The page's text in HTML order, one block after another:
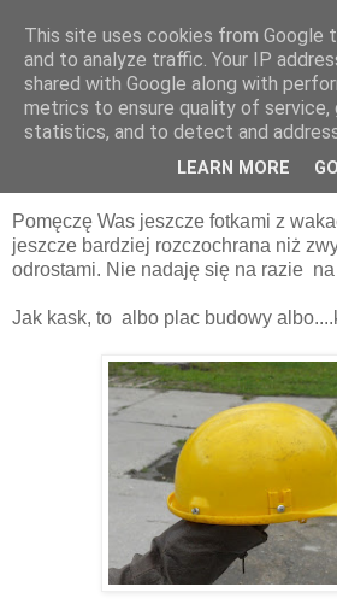
12 sierpnia 2011
Pomęczę Was jeszcze fotkami z
jeszcze bardziej rozczochrana niż
odrostami. Nie nadaję się na razie
Jak kask, to albo plac budowy
This site uses cookies from Google
and to analyze traffic. Your IP
shared with Google along with
metrics to ensure quality of service,
statistics, and to detect and
LEARN MORE